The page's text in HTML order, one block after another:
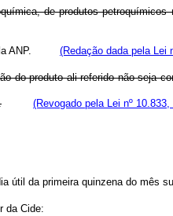
de produtos
pela ANP. (Redação dada pela Lei
do produto ali referido não seja
(Revogado pela Lei nº 10.833,
da primeira quinzena do mês
da Cide: